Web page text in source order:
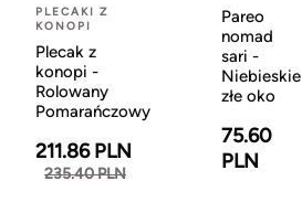
PLECAKI Z
KONOPI
Plecak z
konopi -
Rolowany
Pomarańczowy
211.86 PLN
235.40 PLN
Pareo
nomad
sari -
Niebieskie
złe oko
75.60
PLN